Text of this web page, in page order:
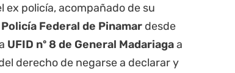
ex policía, acompañado de su
Policía Federal de Pinamar desde
UFID nº 8 de General Madariagaa
derecho de negarse a declarar y